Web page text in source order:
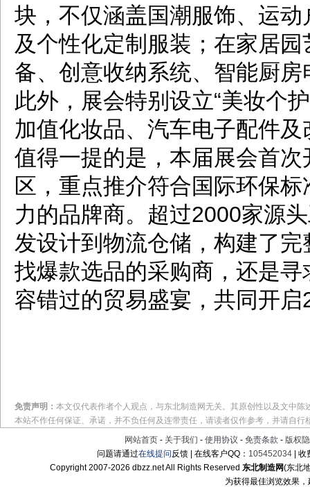
块，不仅涵盖国潮服饰、运
及个性化定制服装；在家居
备、创意收纳系统、智能厨
此外，展会特别设立“美妆个
加值化妆品、汽车电子配件及
值得一提的是，本届展会首次
区，重点推介符合国际环保
力的品牌商。超过2000家源
发设计到物流仓储，构建了
找爆款选品的采购商，还是
容错过的贸易盛宴，共同开
免责声明： 本文仅代表作者个人观点，与东北制造网无关。其原创性以及文中
本站不作任何保证、承诺，并不负任何及连带责任，请读者仅作参考，并请自行
网站首页 - 关于我们 - 使用协议 - 免责条款 - 版权
问题请通过在线提问反馈 | 在线客户QQ： 105452034 |
Copyright 2007-2026 dbzz.net All Rights Reserved东北制造网(东北
为获得最佳浏览效果